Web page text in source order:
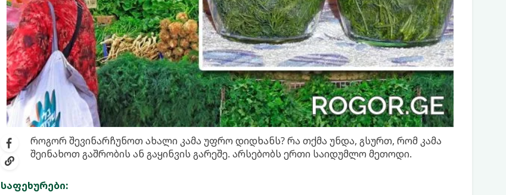
როგორ შევინარჩუნოთ ახალი კამა უფრო დიდხანს? რა თქმა უნდა, გსურთ, რომ კამა
შეინახოთ გაშრობის ან გაყინვის გარეშე. არსებობს ერთი საიდუმლო მეთოდი.
საფეხურები: